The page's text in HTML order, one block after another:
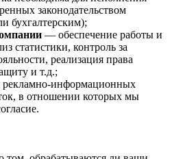
законодательством
бухгалтерским);
— обеспечение работы и
статистики, контроль за
реализация права
и т.д.;
информационных
в отношении которых мы